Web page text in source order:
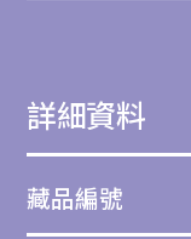
詳細資料
藏品編號